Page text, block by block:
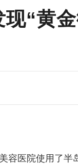
“黄
容医院使用了半